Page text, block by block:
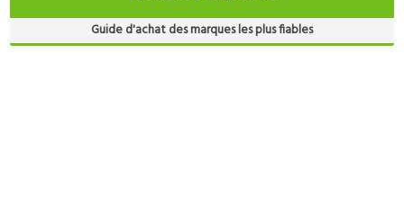
Guide d'achat des marques les plus fiables